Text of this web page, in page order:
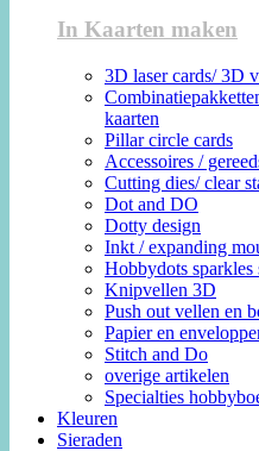
In Kaarten maken
3D laser cards/ 3D
kaarten
Pillar circle cards
Accessoires /
Cutting dies/ clear
Dot and DO
Dotty design
Inkt / expanding
Hobbydots sparkles
Knipvellen 3D
Push out vellen en
Papier en
Stitch and Do
overige artikelen
Specialties
Kleuren
Sieraden